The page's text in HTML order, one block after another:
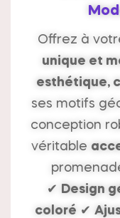
Offrez à
unique et
esthétique,
ses motifs
conception
véritable
✔ Design
coloré ✔